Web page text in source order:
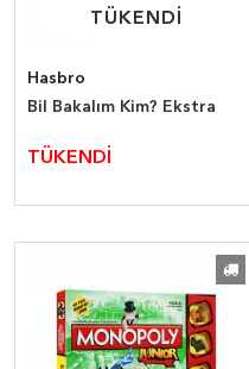
TÜKENDİ
TÜKENDİ
Hasbro
Bil Bakalım Kim? Ekstra
TÜKENDİ